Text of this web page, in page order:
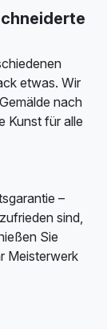
etwas. Wir
nach
Kunst für alle
–
sind,
Sie
Meisterwerk